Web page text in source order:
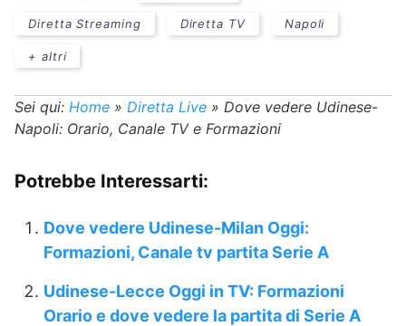
Diretta Streaming Diretta TV Napoli
+ altri
Sei qui: Home » Diretta Live » Dove vedere Udinese-
Napoli: Orario, Canale TV e Formazioni
Potrebbe Interessarti:
Dove vedere Udinese-Milan Oggi:
Formazioni, Canale tv partita Serie A
Udinese-Lecce Oggi in TV: Formazioni
Orario e dove vedere la partita di Serie A